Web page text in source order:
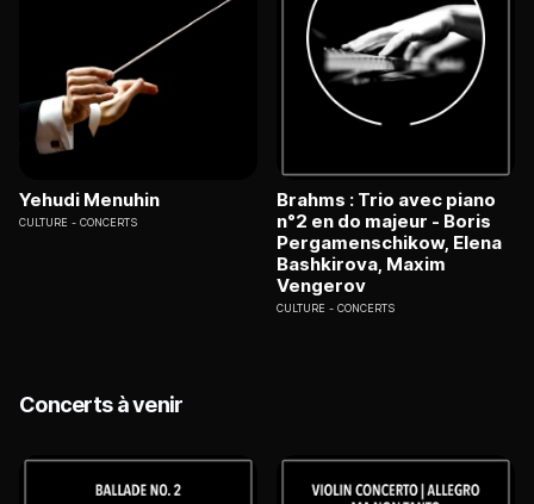
Yehudi Menuhin
CULTURE CONCERTS
Brahms : Trio avec piano
n°2 en do majeur - Boris
Pergamenschikow, Elena
Bashkirova, Maxim
Vengerov
CULTURE CONCERTS
Concerts à venir